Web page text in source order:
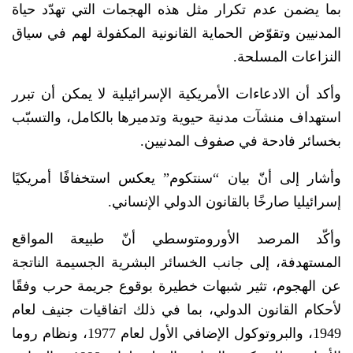
بما يضمن عدم تكرار مثل هذه الهجمات التي تهدّد حياة
المدنيين وتقوّض الحماية القانونية المكفولة لهم في سياق
النزاعات المسلحة.
وأكد أن الادعاءات الأمريكية الإسرائيلية لا يمكن أن تبرر
استهداف منشآت مدنية حيوية وتدميرها بالكامل، والتسبّب
بخسائر فادحة في صفوف المدنيين.
وأشار إلى أنّ بيان “سنتكوم” يعكس استخفافًا أمريكيًا
إسرائيليا صارخًا بالقانون الدولي الإنساني.
وأكّد المرصد الأورومتوسطي أنّ طبيعة المواقع
المستهدفة، إلى جانب الخسائر البشرية الجسيمة الناتجة
عن الهجوم، تثير شبهات خطيرة بوقوع جريمة حرب وفقًا
لأحكام القانون الدولي، بما في ذلك اتفاقيات جنيف لعام
1949، والبروتوكول الإضافي الأول لعام 1977، ونظام روما